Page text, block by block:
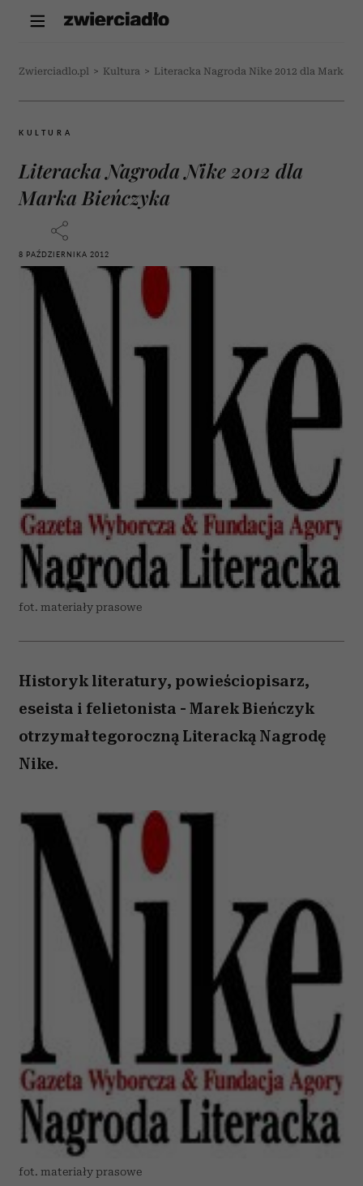
Zwierciadlo.pl > Kultura > Literacka Nagroda Nike 2012 dla Marka
KULTURA
Literacka Nagroda Nike 2012 dla
Marka Bieńczyka
8 PAŹDZIERNIKA 2012
fot. materiały prasowe
Historyk literatury, powieściopisarz,
eseista i felietonista - Marek Bieńczyk
otrzymał tegoroczną Literacką Nagrodę
Nike.
fot. materiały prasowe